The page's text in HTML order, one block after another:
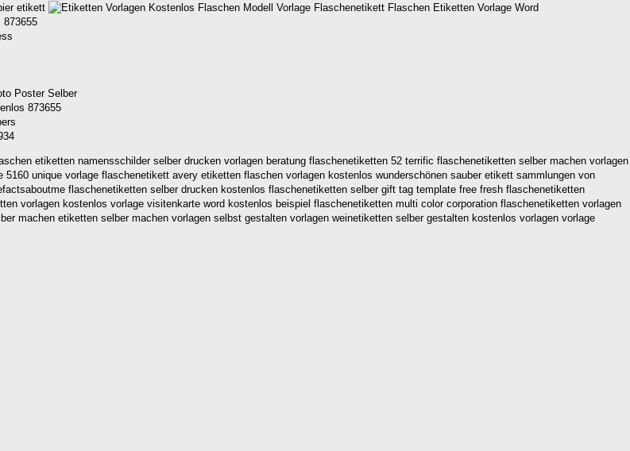
etikett
873655
873655
etiketten namensschilder selber drucken vorlagen beratung flaschenetiketten 52 terrific flaschenetiketten selber machen vorlagen
unique vorlage flaschenetikett avery etiketten flaschen vorlagen kostenlos wunderschönen sauber etikett sammlungen von
flaschenetiketten selber drucken kostenlos flaschenetiketten selber gift tag template free fresh flaschenetiketten
vorlagen kostenlos vorlage visitenkarte word kostenlos beispiel flaschenetiketten multi color corporation flaschenetiketten vorlagen
machen etiketten selber machen vorlagen selbst gestalten vorlagen weinetiketten selber gestalten kostenlos vorlagen vorlage